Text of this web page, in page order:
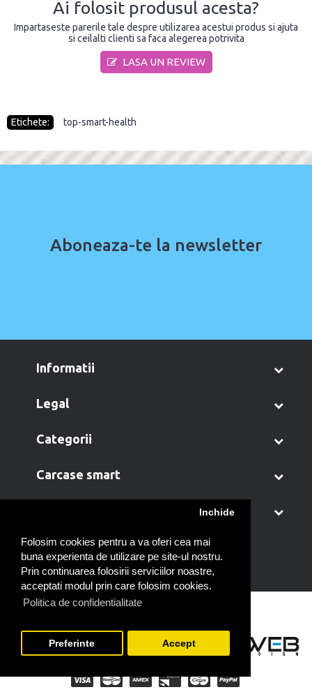
Folosim cookies pentru a va oferi cea mai
buna experienta de utilizare pe site-ul nostru.
Prin continuarea folosirii serviciilor noastre,
acceptati modul prin care folosim cookies.
Politica de confidentialitate
Inchide
Preferinte Accept
Ai folosit produsul acesta?
Impartaseste parerile tale despre utilizarea acestui produs si ajuta
si ceilalti clienti sa faca alegerea potrivita
LASA UN REVIEW
Etichete: top-smart-health
Aboneaza-te la newsletter
informatii
legal
categorii
carcase smart